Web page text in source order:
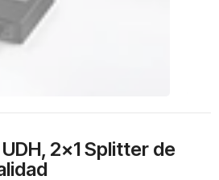
2x1 Splitter de